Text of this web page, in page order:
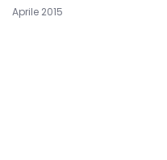
Aprile 2015